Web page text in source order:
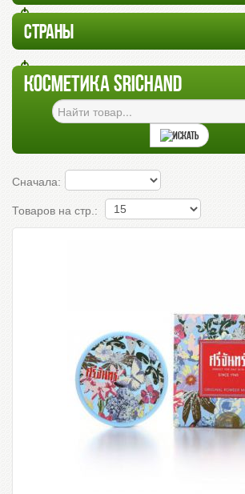
СТРАНЫ
КОСМЕТИКА SRICHAND
Сначала:
Товаров на стр.: